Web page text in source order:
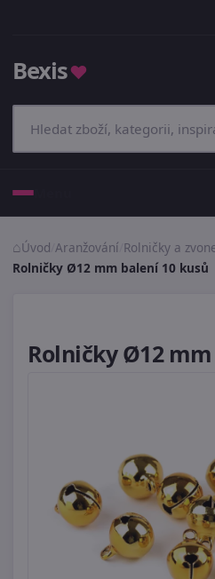
Bexis♥
Úvod Aranžování Rolničky a
Rolničky Ø12 mm balení 10 kusů
Rolničky Ø12